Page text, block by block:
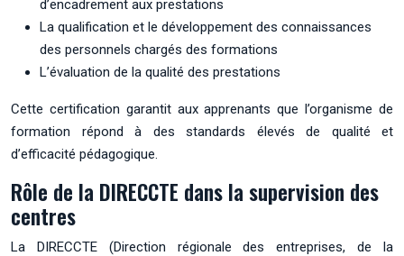
d’encadrement aux prestations
La qualification et le développement des connaissances
des personnels chargés des formations
L’évaluation de la qualité des prestations
Cette certification garantit aux apprenants que l’organisme de
formation répond à des standards élevés de qualité et
d’efficacité pédagogique.
Rôle de la DIRECCTE dans la supervision des
centres
La DIRECCTE (Direction régionale des entreprises, de la